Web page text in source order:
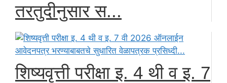
तरतुदीनुसार स...
शिष्यवृत्ती परीक्षा इ. 4 थी व इ. 7